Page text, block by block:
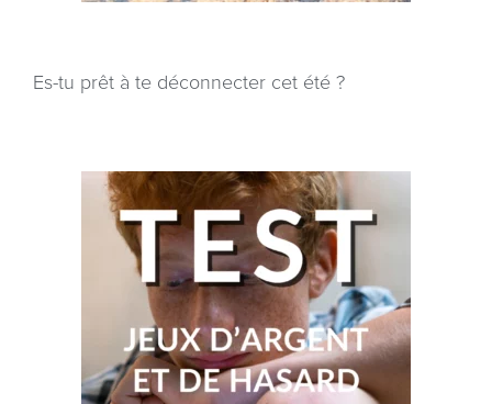
Es-tu prêt à te déconnecter cet été ?